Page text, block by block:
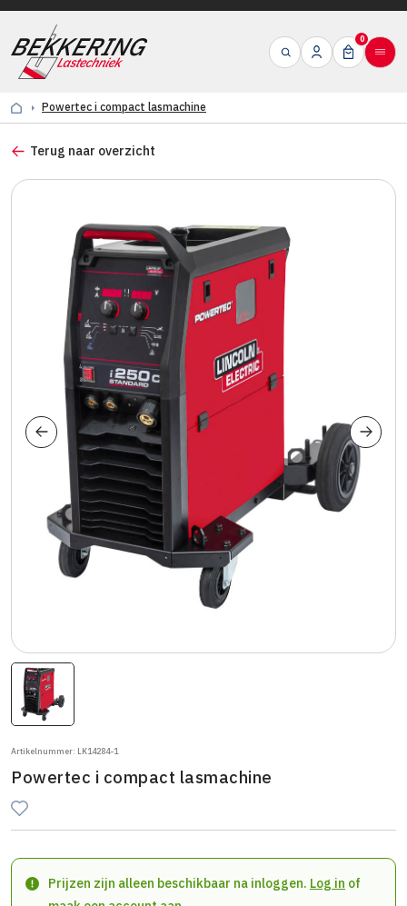
0
Powertec i compact lasmachine
Terug naar overzicht
Artikelnummer: LK14284-1
Powertec i compact lasmachine
Prijzen zijn alleen beschikbaar na inloggen. Log in of